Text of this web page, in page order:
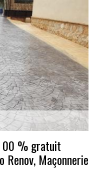
00 % gratuit
Renov, Maçonnerie